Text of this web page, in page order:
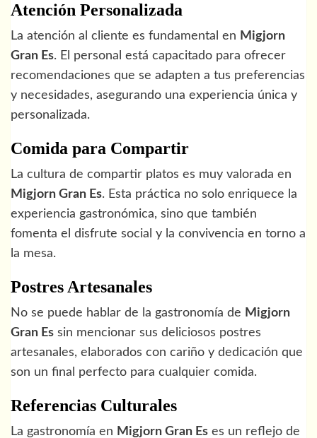
Atención Personalizada
La atención al cliente es fundamental en Migjorn
Gran Es. El personal está capacitado para ofrecer
recomendaciones que se adapten a tus preferencias
y necesidades, asegurando una experiencia única y
personalizada.
Comida para Compartir
La cultura de compartir platos es muy valorada en
Migjorn Gran Es. Esta práctica no solo enriquece la
experiencia gastronómica, sino que también
fomenta el disfrute social y la convivencia en torno a
la mesa.
Postres Artesanales
No se puede hablar de la gastronomía de Migjorn
Gran Es sin mencionar sus deliciosos postres
artesanales, elaborados con cariño y dedicación que
son un final perfecto para cualquier comida.
Referencias Culturales
La gastronomía en Migjorn Gran Es es un reflejo de